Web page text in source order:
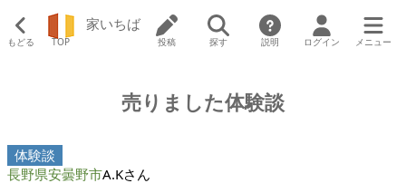
もどる TOP
家いちば
投稿 探す 説明 ログイン メニュー
売りました体験談
体験談
長野県安曇野市A.Kさん